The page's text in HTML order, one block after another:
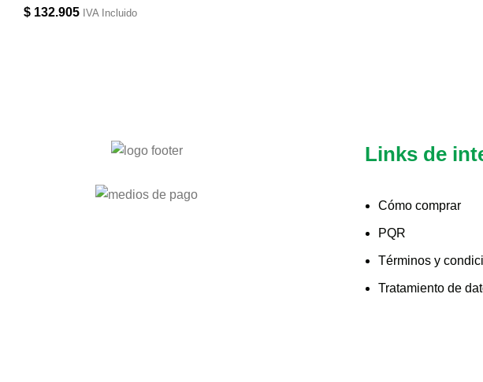
$ 132.905 IVA Incluido
Links de
Cómo comprar
PQR
Términos y
Tratamiento de